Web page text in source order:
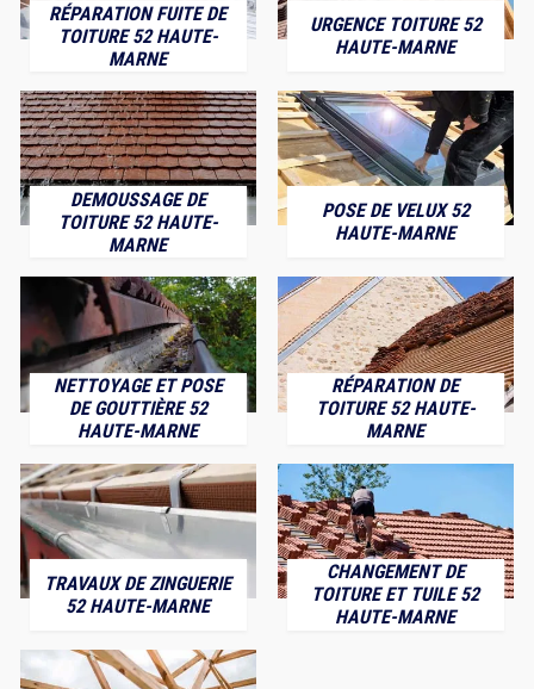
RÉPARATION FUITE DE
TOITURE 52 HAUTE-
MARNE
URGENCE TOITURE 52
HAUTE-MARNE
DEMOUSSAGE DE
TOITURE 52 HAUTE-
MARNE
POSE DE VELUX 52
HAUTE-MARNE
NETTOYAGE ET POSE
DE GOUTTIÈRE 52
HAUTE-MARNE
RÉPARATION DE
TOITURE 52 HAUTE-
MARNE
TRAVAUX DE ZINGUERIE
52 HAUTE-MARNE
CHANGEMENT DE
TOITURE ET TUILE 52
HAUTE-MARNE